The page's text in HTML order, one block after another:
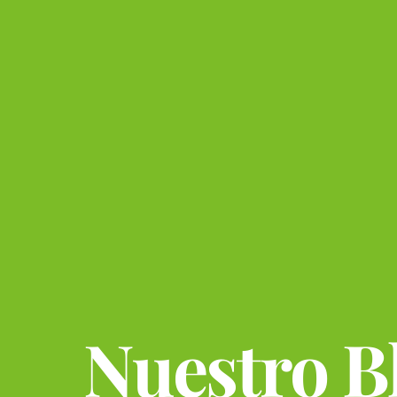
Nuestro